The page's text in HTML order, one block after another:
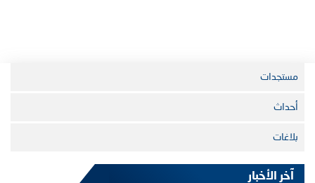
مستجدات
أحداث
بلاغات
آخر الأخبار